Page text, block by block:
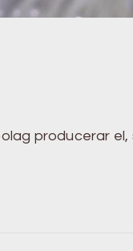
producerar el,